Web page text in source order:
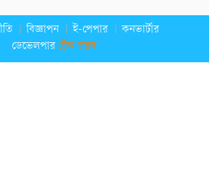
বিজ্ঞাপন ই-পেপার
কনভার্টার
ডেভেলপার টেক তরঙ্গ